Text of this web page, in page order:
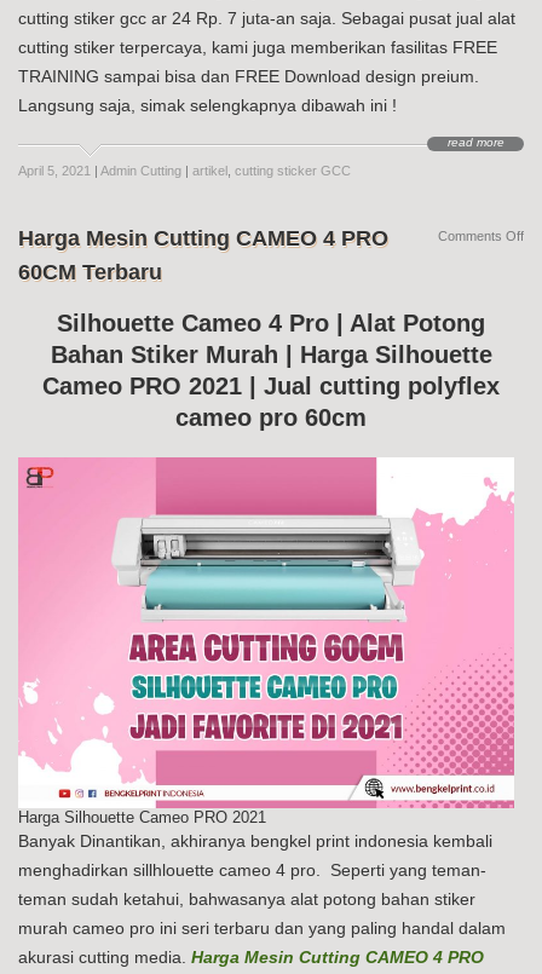
cutting stiker gcc ar 24 Rp. 7 juta-an saja. Sebagai pusat jual alat
cutting stiker terpercaya, kami juga memberikan fasilitas FREE
TRAINING sampai bisa dan FREE Download design preium.
Langsung saja, simak selengkapnya dibawah ini !
read more
April 5, 2021 | Admin Cutting | artikel cutting sticker GCC
Harga Mesin Cutting CAMEO 4 PRO
60CM Terbaru
Silhouette Cameo 4 Pro | Alat Potong
Bahan Stiker Murah | Harga Silhouette
Cameo PRO 2021 | Jual cutting polyflex
cameo pro 60cm
Harga Silhouette Cameo PRO 2021
Banyak Dinantikan, akhiranya bengkel print indonesia kembali
menghadirkan sillhlouette cameo 4 pro. Seperti yang teman-
teman sudah ketahui, bahwasanya alat potong bahan stiker
murah cameo pro ini seri terbaru dan yang paling handal dalam
akurasi cutting media. Harga Mesin Cutting CAMEO 4 PRO
Comments Offon